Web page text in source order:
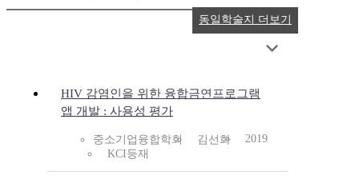
HIV 감염인을 위한 융합금연프로그램
앱 개발 : 사용성 평가
중소기업융합학회 김선화
2019
KCI등재
동일학술지 더보기